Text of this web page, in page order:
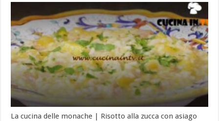
La cucina delle monache | Risotto alla zucca con asiago